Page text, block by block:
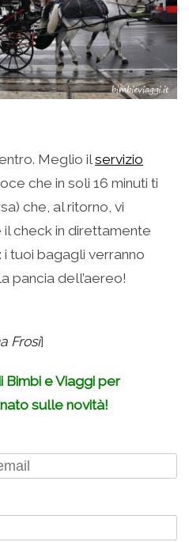
Meglio ilservizio
che in soli 16 minuti ti
che, al ritorno, vi
check in direttamente
tuoi bagagli verranno
pancia dell’aereo!
Frosi]
e Viaggi per
sulle novità!